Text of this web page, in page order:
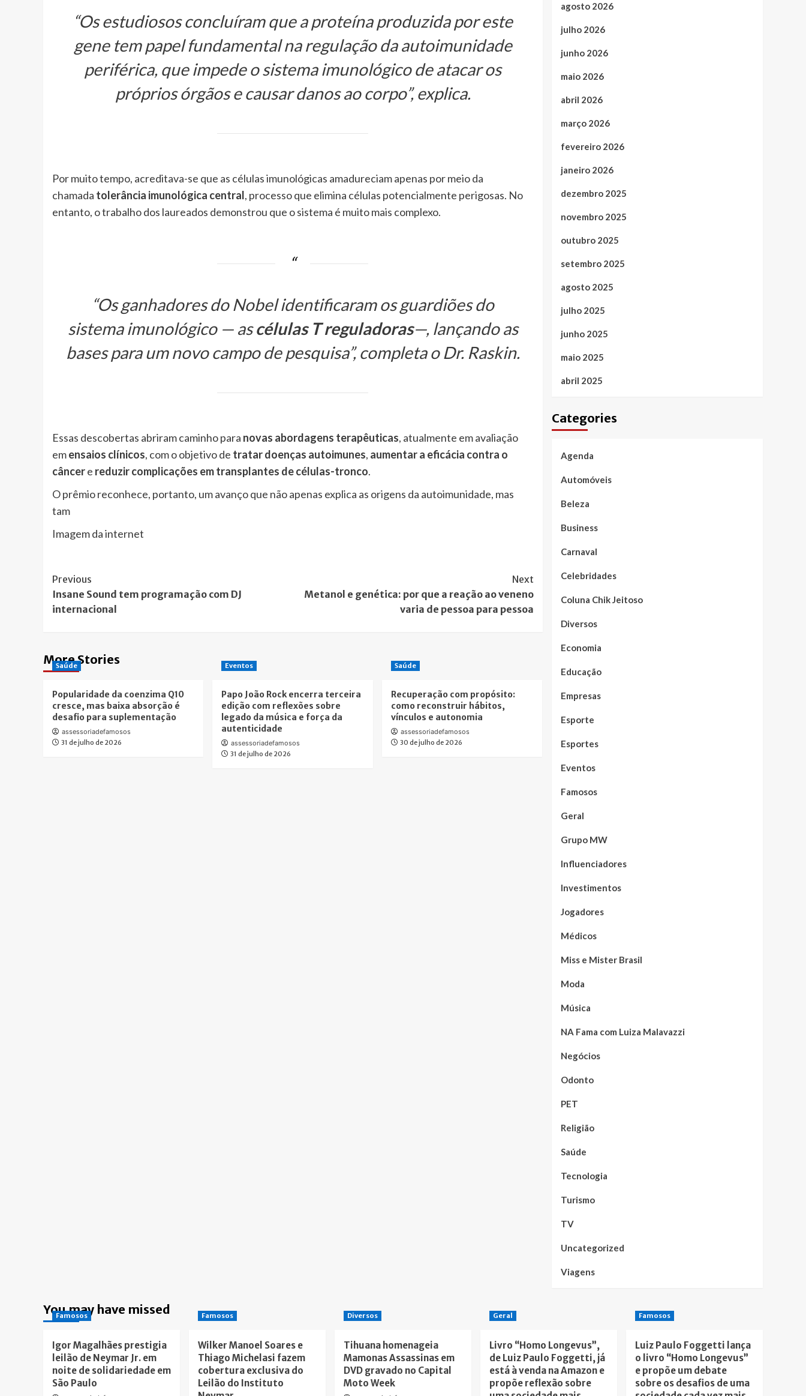
“Os estudiosos concluíram que a proteína produzida por este
gene tem papel fundamental na regulação da autoimunidade
periférica, que impede o sistema imunológico de atacar os
próprios órgãos e causar danos ao corpo”, explica.
Por muito tempo, acreditava-se que as células imunológicas amadureciam apenas por meio da
chamada tolerância imunológica central, processo que elimina células potencialmente perigosas. No
entanto, o trabalho dos laureados demonstrou que o sistema é muito mais complexo.
“Os ganhadores do Nobel identificaram os guardiões do
sistema imunológico — ascélulas T reguladoras—, lançando as
bases para um novo campo de pesquisa”, completa o Dr. Raskin.
Essas descobertas abriram caminho para novas abordagens terapêuticas, atualmente em avaliação
emensaios clínicos, com o objetivo de tratar doenças autoimunes, aumentar a eficácia contra o
câncere reduzir complicações em transplantes de células-tronco.
O prêmio reconhece, portanto, um avanço que não apenas explica as origens da autoimunidade, mas
tam
Imagem da internet
Post
Navigation
Previous
Insane Sound tem programação com DJ
internacional
Next
Metanol e genética: por que a reação ao veneno
varia de pessoa para pessoa
More Stories
Saúde
Popularidade da coenzima Q10
cresce, mas baixa absorção é
desafio para suplementação
assessoriadefamosos
31 de julho de 2026
Eventos
Papo João Rock encerra terceira
edição com reflexões sobre
legado da música e força da
autenticidade
assessoriadefamosos
31 de julho de 2026
Saúde
Recuperação com propósito:
como reconstruir hábitos,
vínculos e autonomia
assessoriadefamosos
30 de julho de 2026
agosto 2026
julho 2026
junho 2026
maio 2026
abril 2026
março 2026
fevereiro 2026
janeiro 2026
dezembro 2025
novembro 2025
outubro 2025
setembro 2025
agosto 2025
julho 2025
junho 2025
maio 2025
abril 2025
Categories
Agenda
Automóveis
Beleza
Business
Carnaval
Celebridades
Coluna Chik Jeitoso
Diversos
Economia
Educação
Empresas
Esporte
Esportes
Eventos
Famosos
Geral
Grupo MW
Influenciadores
Investimentos
Jogadores
Médicos
Miss e Mister Brasil
Moda
Música
NA Fama com Luiza Malavazzi
Negócios
Odonto
PET
Religião
Saúde
Tecnologia
Turismo
TV
Uncategorized
Viagens
You may have missed
Famosos
Igor Magalhães prestigia
leilão de Neymar Jr. em
noite de solidariedade em
São Paulo
Famosos
Wilker Manoel Soares e
Thiago Michelasi fazem
cobertura exclusiva do
Leilão do Instituto
Diversos
Tihuana homenageia
Mamonas Assassinas em
DVD gravado no Capital
Moto Week
Geral
Livro “Homo Longevus”,
de Luiz Paulo Foggetti, já
está à venda na Amazon e
propõe reflexão sobre
Famosos
Luiz Paulo Foggetti lança
o livro “Homo Longevus”
e propõe um debate
sobre os desafios de uma